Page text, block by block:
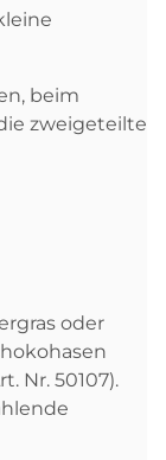
beim
zweigeteilte
oder
Nr. 50107).